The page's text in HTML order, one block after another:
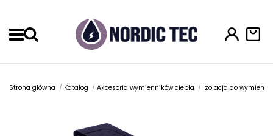
Strona główna Katalog Akcesoria wymienników ciepła Izolacja do